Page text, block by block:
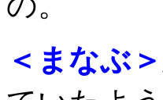
＜まなぶ＞